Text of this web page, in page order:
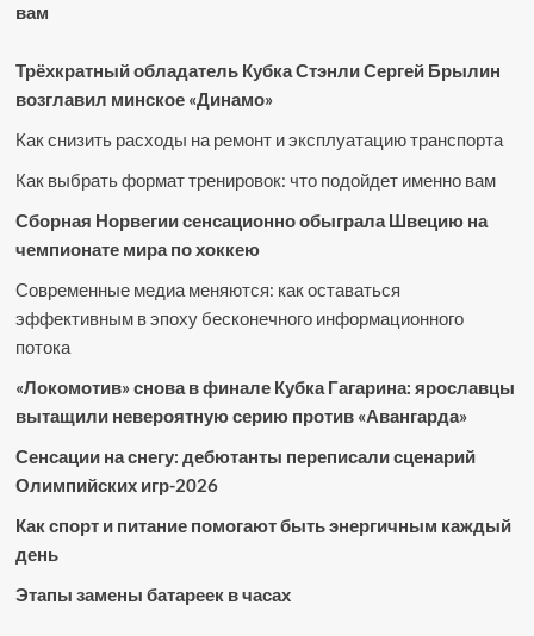
вам
Трёхкратный обладатель Кубка Стэнли Сергей Брылин
возглавил минское «Динамо»
Как снизить расходы на ремонт и эксплуатацию транспорта
Как выбрать формат тренировок: что подойдет именно вам
Сборная Норвегии сенсационно обыграла Швецию на
чемпионате мира по хоккею
Современные медиа меняются: как оставаться
эффективным в эпоху бесконечного информационного
потока
«Локомотив» снова в финале Кубка Гагарина: ярославцы
вытащили невероятную серию против «Авангарда»
Сенсации на снегу: дебютанты переписали сценарий
Олимпийских игр-2026
Как спорт и питание помогают быть энергичным каждый
день
Этапы замены батареек в часах